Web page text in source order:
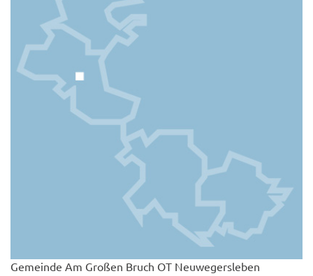
Gemeinde Am Großen Bruch OT Neuwegersleben